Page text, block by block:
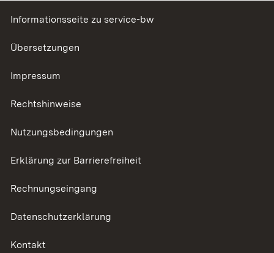
Informationsseite zu service-bw
Übersetzungen
Impressum
Rechtshinweise
Nutzungsbedingungen
Erklärung zur Barrierefreiheit
Rechnungseingang
Datenschutzerklärung
Kontakt